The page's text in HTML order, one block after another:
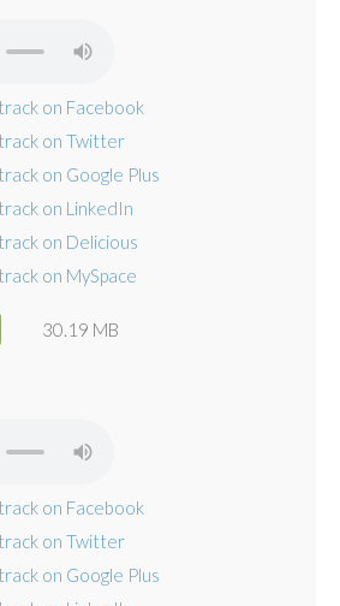
30.19 MB